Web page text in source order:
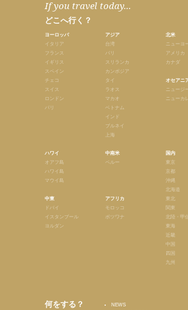
If you travel today...
どこへ行く？
ヨーロッパ
イタリア
フランス
イギリス
スペイン
チェコ
スイス
ロンドン
パリ
ハワイ
オアフ島
ハワイ島
マウイ島
中東
ドバイ
イスタンブール
ヨルダン
アジア
台湾
バリ
スリランカ
カンボジア
タイ
ラオス
マカオ
ベトナム
インド
ブルネイ
上海
中南米
ペルー
アフリカ
モロッコ
ボツワナ
北米
ニューヨ
アメリカ
カナダ
オセアニ
ニュージ
ニューカ
国内
東京
京都
沖縄
北海道
東北
関東
北陸・甲
東海
近畿
中国
四国
九州
何をする？
NEWS